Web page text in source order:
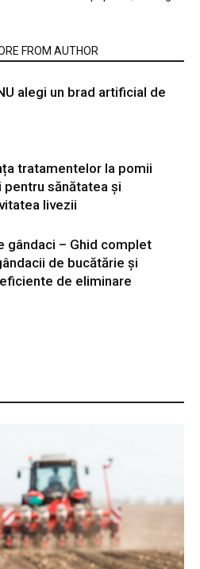
FROM AUTHOR
alegi un brad artificial de
tratamentelor la pomii
sănătatea și
livezii
gândaci – Ghid complet
de bucătărie și
de eliminare